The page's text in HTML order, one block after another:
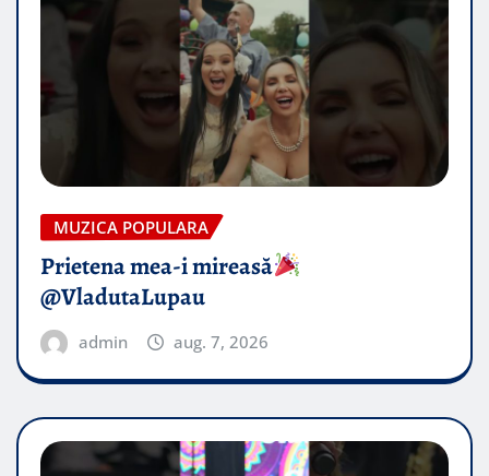
MUZICA POPULARA
Prietena mea-i mireasă​
@VladutaLupau
admin aug. 7, 2026